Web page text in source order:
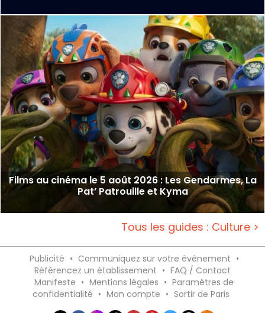
Films au cinéma le 5 août 2026 : Les Gendarmes, La
Pat’ Patrouille et Kyma
Tous les guides : Culture >
Publicité • Communiquez sur votre événement •
Référencez un établissement • FAQ / Contact
Manifeste • Mentions légales • Paramètres de
confidentialité • Mon compte • Sortir de Paris